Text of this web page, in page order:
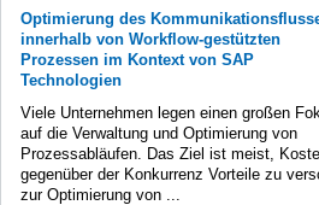
Optimierung des
innerhalb von Workflow-gestützten
Prozessen im Kontext von SAP
Technologien
Viele Unternehmen legen einen großen
auf die Verwaltung und Optimierung von
Prozessabläufen. Das Ziel ist meist,
gegenüber der Konkurrenz Vorteile zu
zur Optimierung von ...